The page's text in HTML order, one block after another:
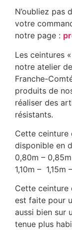
N’oubliez pas
votre
notre page :
Les ceintures
notre atelier
Franche-
produits de
réaliser des
résistants.
Cette ceinture
disponible en
0,80m –
1,10m – 1,15m
Cette ceinture
est faite pour
aussi bien sur
tenue plus